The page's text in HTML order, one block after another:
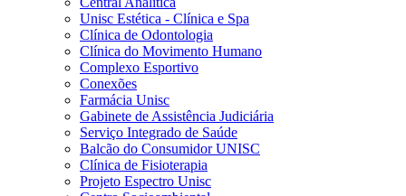
Unisc Estética - Clínica e Spa
Clínica de Odontologia
Clínica do Movimento Humano
Complexo Esportivo
Conexões
Farmácia Unisc
Gabinete de Assistência Judiciária
Serviço Integrado de Saúde
Balcão do Consumidor UNISC
Clínica de Fisioterapia
Projeto Espectro Unisc